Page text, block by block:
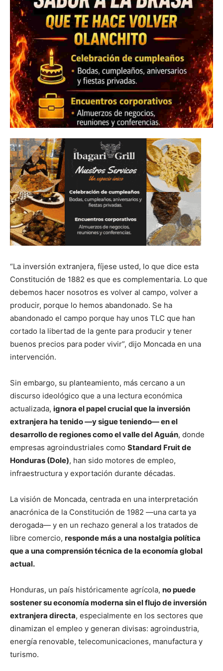
“La inversión extranjera, fíjese usted, lo que dice esta
Constitución de 1882 es que es complementaria. Lo que
debemos hacer nosotros es volver al campo, volver a
producir, porque lo hemos abandonado. Se ha
abandonado el campo porque hay unos TLC que han
cortado la libertad de la gente para producir y tener
buenos precios para poder vivir”, dijo Moncada en una
intervención.
Sin embargo, su planteamiento, más cercano a un
discurso ideológico que a una lectura económica
actualizada, ignora el papel crucial que la inversión
extranjera ha tenido —y sigue teniendo— en el
desarrollo de regiones como el valle del Aguán, donde
empresas agroindustriales como Standard Fruit de
Honduras (Dole), han sido motores de empleo,
infraestructura y exportación durante décadas.
La visión de Moncada, centrada en una interpretación
anacrónica de la Constitución de 1982 —una carta ya
derogada— y en un rechazo general a los tratados de
libre comercio, responde más a una nostalgia política
que a una comprensión técnica de la economía global
actual.
Honduras, un país históricamente agrícola, no puede
sostener su economía moderna sin el flujo de inversión
extranjera directa, especialmente en los sectores que
dinamizan el empleo y generan divisas: agroindustria,
energía renovable, telecomunicaciones, manufactura y
turismo.